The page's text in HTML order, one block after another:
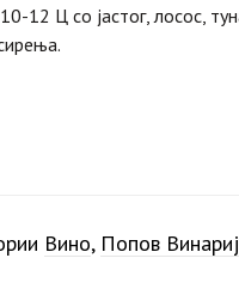
12 Ц со јастог, лосос,
Вино, Попов